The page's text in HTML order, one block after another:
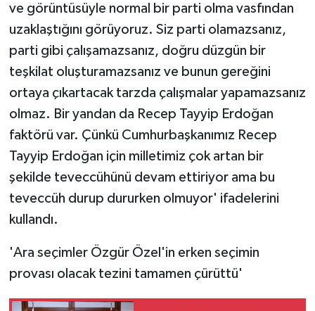
ve görüntüsüyle normal bir parti olma vasfından
uzaklaştığını görüyoruz. Siz parti olamazsanız,
parti gibi çalışamazsanız, doğru düzgün bir
teşkilat oluşturamazsanız ve bunun gereğini
ortaya çıkartacak tarzda çalışmalar yapamazsanız
olmaz. Bir yandan da Recep Tayyip Erdoğan
faktörü var. Çünkü Cumhurbaşkanımız Recep
Tayyip Erdoğan için milletimiz çok artan bir
şekilde teveccühünü devam ettiriyor ama bu
teveccüh durup dururken olmuyor' ifadelerini
kullandı.
'Ara seçimler Özgür Özel'in erken seçimin
provası olacak tezini tamamen çürüttü'